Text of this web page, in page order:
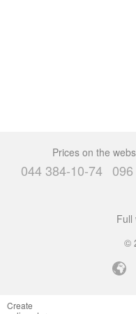
Prices on the
044 384-10-74
Full
©
Create